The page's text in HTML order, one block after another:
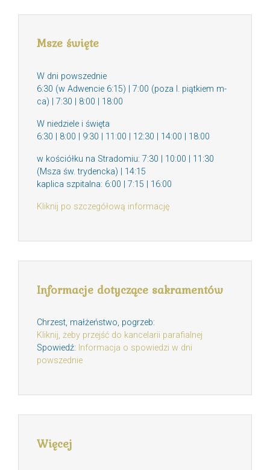
Msze święte
W dni powszednie
6:30 (w Adwencie 6:15) | 7:00 (poza I. piątkiem m-
ca) | 7:30 | 8:00 | 18:00
W niedziele i święta
6:30 | 8:00 | 9:30 | 11:00 | 12:30 | 14:00 | 18:00
w kościółku na Stradomiu: 7:30 | 10:00 | 11:30
(Msza św. trydencka) | 14:15
kaplica szpitalna: 6:00 | 7:15 | 16:00
Kliknij po szczegółową informację
Informacje dotyczące sakramentów
Chrzest, małżeństwo, pogrzeb:
Kliknij, żeby przejść do kancelarii parafialnej
Spowiedź: Informacja o spowiedzi w dni
powszednie
Więcej